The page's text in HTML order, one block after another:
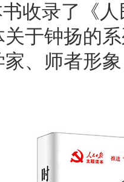
收录了《
于钟扬的
、师者形